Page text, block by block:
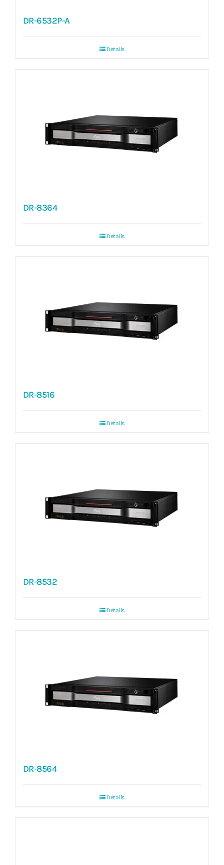
DR-6532P-A
Details
DR-8364
Details
DR-8516
Details
DR-8532
Details
DR-8564
Details